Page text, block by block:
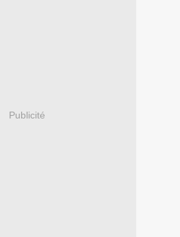
Publicité